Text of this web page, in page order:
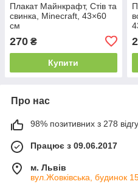
Плакат Майнкрафт, Стів та
свинка, Minecraft, 43×60
см
270 ₴
Купити
Про нас
98% позитивних з 278
Працює з 09.06.2017
м. Львів
вул.Жовківська, будинок